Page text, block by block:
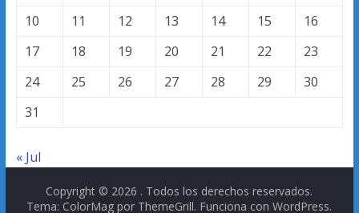
10
11 12 13 14 15
16
17
18 19 20 21 22
23
24
25 26 27 28 29
30
31
« Jul
Copyright © 2026 . Todos los derechos reservados.
Tema: ColorMag por ThemeGrill. Funciona conWordPress.